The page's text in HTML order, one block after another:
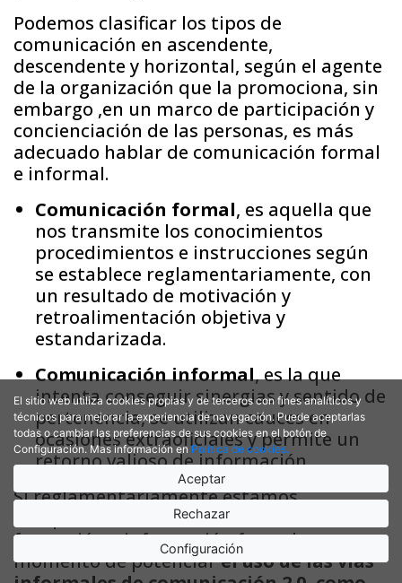
Podemos clasificar los tipos de
comunicación en ascendente,
descendente y horizontal, según el agente
de la organización que la promociona, sin
embargo ,en un marco de participación y
concienciación de las personas, es más
adecuado hablar de comunicación formal
e informal.
Comunicación formal, es aquella que
nos transmite los conocimientos
procedimientos e instrucciones según
se establece reglamentariamente, con
un resultado de motivación y
retroalimentación objetiva y
estandarizada.
Comunicación informal, es la que
intenta conseguir sinergias y sentido de
pertenencia, se utilizan cauces en
ocasiones extraoficiales y permite un
retorno valioso de información.
Si reglamentariamente estamos
cumpliendo con la comunicación,
formación e información formal, es
momento de potenciarel uso de las vías
El sitio web utiliza cookies propias y de terceros con fines analíticos y
técnicos para mejorar la experiencia de navegación. Puede aceptarlas
todas o cambiar las preferencias de sus cookies en el botón de
Configuración. Mas información en Política de cookies.
Aceptar
Rechazar
Configuración